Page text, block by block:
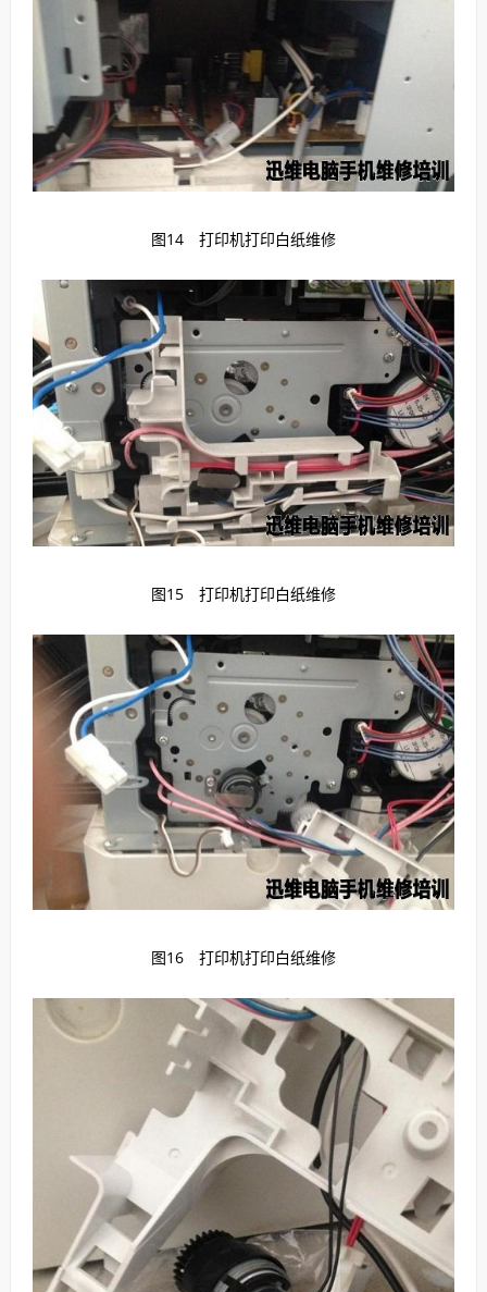
图14 打印机打印白纸维修
图15 打印机打印白纸维修
图16 打印机打印白纸维修